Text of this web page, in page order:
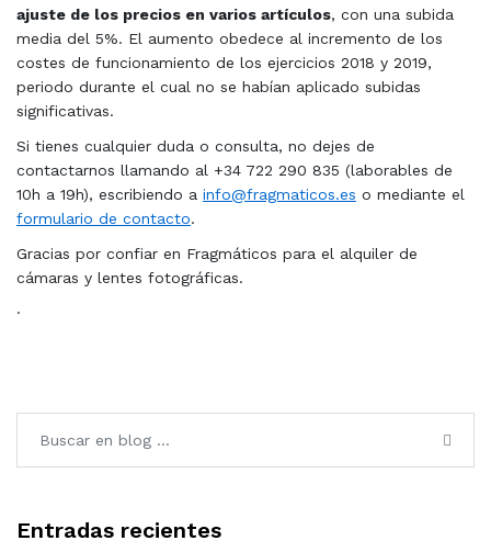
ajuste de los precios en varios artículos, con una subida
media del 5%. El aumento obedece al incremento de los
costes de funcionamiento de los ejercicios 2018 y 2019,
periodo durante el cual no se habían aplicado subidas
significativas.
Si tienes cualquier duda o consulta, no dejes de
contactarnos llamando al +34 722 290 835 (laborables de
10h a 19h), escribiendo a info@fragmaticos.es o mediante el
formulario de contacto.
Gracias por confiar en Fragmáticos para el alquiler de
cámaras y lentes fotográficas.
·
Entradas recientes